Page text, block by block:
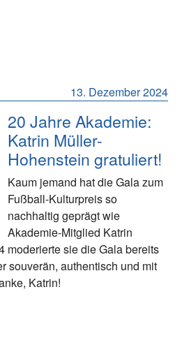
13. Dezember 2024
20 Jahre Akademie:
Katrin Müller-
Hohenstein gratuliert!
Kaum jemand hat die Gala zum
Fußball-Kulturpreis so
nachhaltig geprägt wie
Akademie-Mitglied Katrin
moderierte sie die Gala bereits
souverän, authentisch und mit
Katrin!